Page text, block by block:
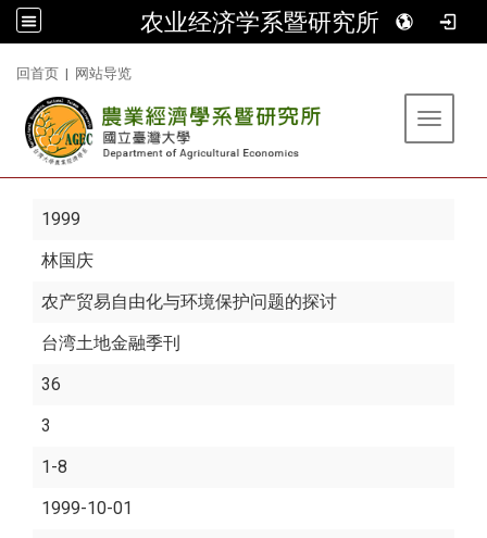
农业经济学系暨研究所
回首页 | 网站导览
Toggle
1999
林国庆
农产贸易自由化与环境保护问题的探讨
台湾土地金融季刊
36
3
1-8
1999-10-01